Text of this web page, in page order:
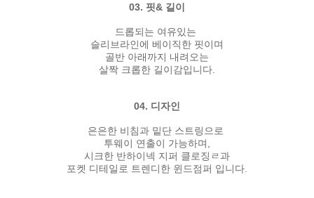
03. 핏& 길이
드롭되는 여유있는
슬리브라인에 베이직한 핏이며
골반 아래까지 내려오는
살짝 크롭한 길이감입니다.
04. 디자인
은은한 비침과 밑단 스트링으로
투웨이 연출이 가능하며,
시크한 반하이넥 지퍼 클로징ㄹ과
포켓 디테일로 트렌디한 윈드점퍼 입니다.